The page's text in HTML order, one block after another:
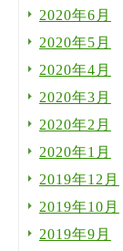
2020年6月
2020年5月
2020年4月
2020年3月
2020年2月
2020年1月
2019年12月
2019年10月
2019年9月